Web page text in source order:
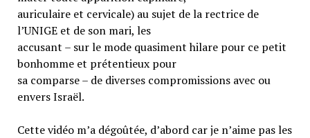
auriculaire et cervicale) au sujet de la rectrice de
l’UNIGE et de son mari, les
accusant – sur le mode quasiment hilare pour ce petit
bonhomme et prétentieux pour
sa comparse – de diverses compromissions avec ou
envers Israël.
Cette vidéo m’a dégoûtée, d’abord car je n’aime pas les